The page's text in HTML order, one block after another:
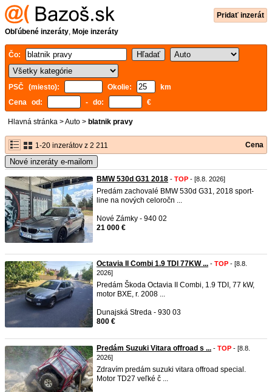
Pridať inzerát
Obľúbené inzeráty, Moje inzeráty
Čo:
PSČ (miesto): Okolie:
km
Cena od:
- do: €
Hlavná stránka >Auto > blatnik pravy
1-20 inzerátov z 2 211 Cena
Nové inzeráty e-mailom
BMW 530d G31 2018 - TOP - [8.8. 2026]
Predám zachovalé BMW 530d G31, 2018 sport-
line na nových celoročn ...
Nové Zámky - 940 02
21 000 €
Octavia II Combi 1.9 TDI 77KW ... - TOP - [8.8.
2026]
Predám Škoda Octavia II Combi, 1.9 TDI, 77 kW,
motor BXE, r. 2008 ...
Dunajská Streda - 930 03
800 €
Predám Suzuki Vitara offroad s ... - TOP - [8.8.
2026]
Zdravím predám suzuki vitara offroad special.
Motor TD27 veľké č ...